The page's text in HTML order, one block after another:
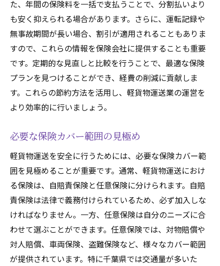
保険加入の流れと必要書類
オンラインでの保険申込方法
代理店を通じた保険加入のメリット
契約時に注意すべきポイント
保険料支払い方法の選択肢
トラブル時の対応と保険請求の手順
軽貨物運送保険で千葉県内のビジネスを安心・
安全に
従業員の安全確保とモチベーション向上
顧客満足度向上のための保険活用
事故発生時の迅速な対応体制
保険活用でビジネスの安定化
長期的な視点での保険見直し
た、年間の保険料を一括で支払うことで、分割払いより
も安く抑えられる場合があります。さらに、運転記録や
無事故期間が長い場合、割引が適用されることもありま
すので、これらの情報を保険会社に提供することも重要
です。定期的な見直しと比較を行うことで、最適な保険
プランを見つけることができ、経費の削減に貢献しま
す。これらの節約方法を活用し、軽貨物運送業の運営を
より効率的に行いましょう。
必要な保険カバー範囲の見極め
軽貨物運送を安全に行うためには、必要な保険カバー範
囲を見極めることが重要です。通常、軽貨物運送におけ
る保険は、自賠責保険と任意保険に分けられます。自賠
責保険は法律で義務付けられているため、必ず加入しな
ければなりません。一方、任意保険は自分のニーズに合
わせて選ぶことができます。任意保険では、対物賠償や
対人賠償、車両保険、盗難保険など、様々なカバー範囲
が提供されています。特に千葉県では交通量が多いた